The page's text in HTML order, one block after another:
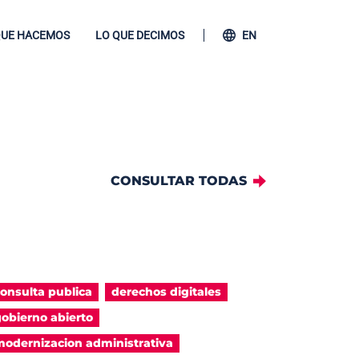
HACEMOS LO QUE DECIMOS EN
CONSULTAR TODAS
publica
derechos digitales
abierto
administrativa